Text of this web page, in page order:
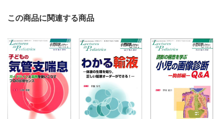
この商品に関連する商品